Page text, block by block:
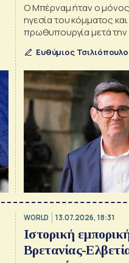
Ο Μπέρναμ ήταν ο
ηγεσία του κόμματος
πρωθυπουργία μετά την
Κάρολο Γ
Ευθύμιος
WORLD 13.07.2026, 18:31
Ιστορική
Βρετανίας-